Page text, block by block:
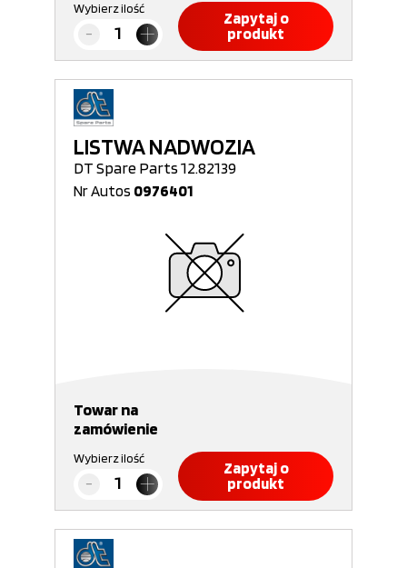
Wybierz ilość
Zapytaj o
produkt
LISTWA NADWOZIA
DT Spare Parts 12.82139
Nr Autos 0976401
Towar na
zamówienie
Wybierz ilość
Zapytaj o
produkt